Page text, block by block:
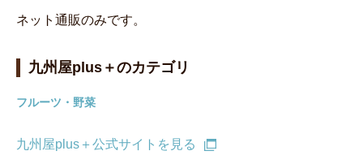
ネット通販のみです。
九州屋plus＋のカテゴリ
フルーツ・野菜
九州屋plus＋公式サイトを見る